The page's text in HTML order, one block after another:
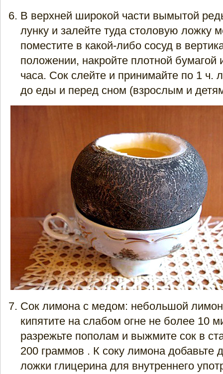
В верхней широкой части вымытой
лунку и залейте туда столовую ложку
поместите в какой-либо сосуд в
положении, накройте плотной
часа. Сок слейте и принимайте по 1 ч.
до еды и перед сном (взрослым и
Сок лимона с медом: небольшой
кипятите на слабом огне не более 10
разрежьте пополам и выжмите сок в
200 граммов . К соку лимона добавьте
ложки глицерина для внутреннего